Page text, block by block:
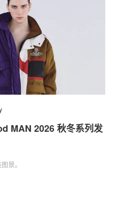
MAN 2026 秋冬系列发
景。